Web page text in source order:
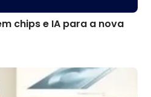
chips e IA para a nova